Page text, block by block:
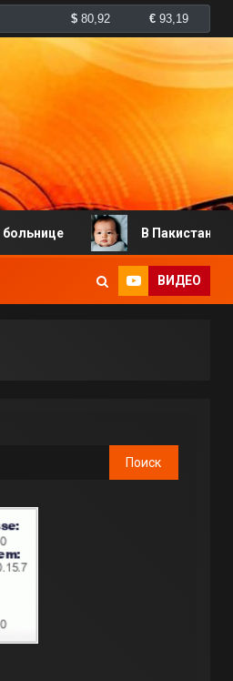
В Пакистане родился
ВИДЕО